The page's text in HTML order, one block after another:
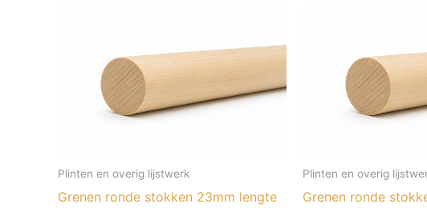
Plinten en overig lijstwerk
Grenen ronde stokken 23mm lengte
Plinten en overig
Grenen ronde